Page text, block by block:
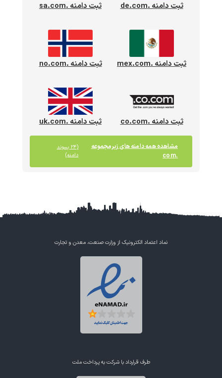
ثبت دامنه .de.com ثبت دامنه .sa.com
ثبت دامنه .mex.com ثبت دامنه .no.com
ثبت دامنه .co.com ثبت دامنه .uk.com
مشاهده همه دامنه های زیرمجموعه
.com
(۲۴ پسوند
دامنه)
نماد اعتماد الکترونیک از وزارت صنعت، معدن و تجارت
طرف قرارداد با شرکت به پرداخت ملت